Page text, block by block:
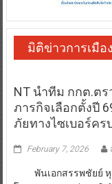
มิติข่าวการเมือง
NT นำทีม กกต.ตร
ภารกิจเลือกตั้งปี
ภัยทางไซเบอร์คร
February 7, 2026
พันเอกสรรพชัยย์ หุ